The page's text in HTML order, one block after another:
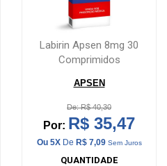
Labirin Apsen 8mg 30
Comprimidos
APSEN
De: R$ 40,30
Por: R$ 35,47
Ou 5XDe R$ 7,09 Sem Juros
QUANTIDADE